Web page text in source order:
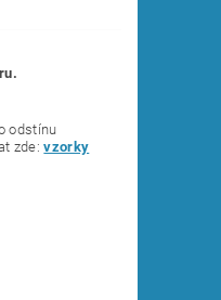
odstínu
zde:vzorky